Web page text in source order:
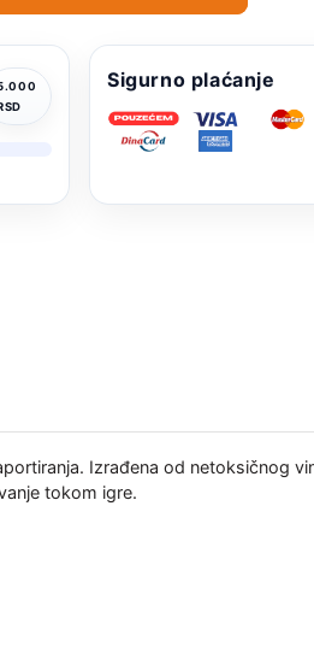
Sigurno plaćanje
Izrađena od netoksičnog
tokom igre.